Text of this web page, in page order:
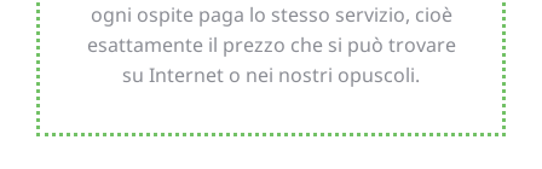
ogni ospite paga lo stesso servizio, cioè
esattamente il prezzo che si può trovare
su Internet o nei nostri opuscoli.